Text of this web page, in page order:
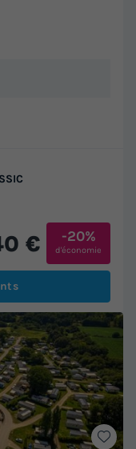
€ -20%
d'économie